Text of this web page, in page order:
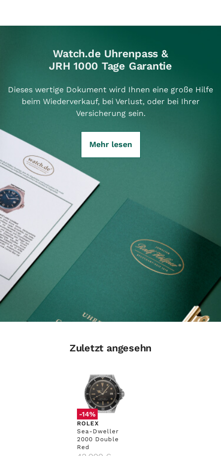
Watch.de Uhrenpass &
JRH 1000 Tage Garantie
Dieses wertige Dokument wird Ihnen eine große Hilfe
beim Wiederverkauf, bei Verlust, oder bei Ihrer
Versicherung sein.
Mehr lesen
Zuletzt angesehn
ROLEX
Sea-Dweller
2000 Double
Red
-14%